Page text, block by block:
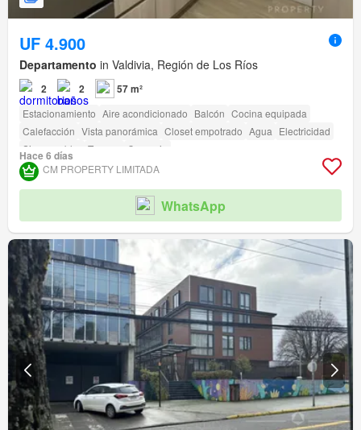
UF 4.900
Departamento in Valdivia, Región de Los Ríos
2 2 57 m²
Estacionamiento Aire acondicionado Balcón Cocina equipada
Calefacción Vista panorámica Closet empotrado Agua Electricidad
Sin amueblar
Terraza Conserje
Hace 6 días
CM PROPERTY LIMITADA
WhatsApp